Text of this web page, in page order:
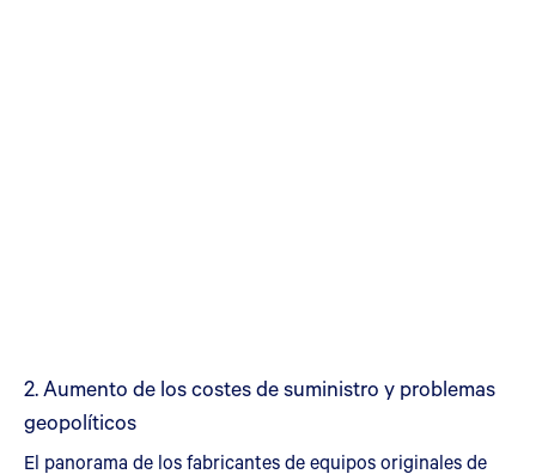
2. Aumento de los costes de suministro y problemas
geopolíticos
El panorama de los fabricantes de equipos originales de